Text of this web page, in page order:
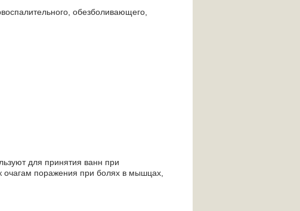
обезболивающего,
для принятия ванн при
очагам поражения при болях в мышцах,